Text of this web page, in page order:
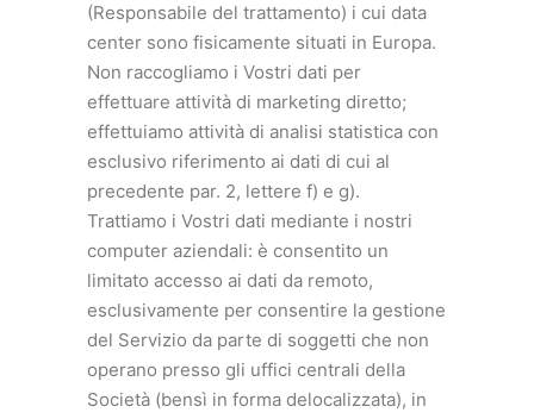
(Responsabile del trattamento) i cui data
center sono fisicamente situati in Europa.
Non raccogliamo i Vostri dati per
effettuare attività di marketing diretto;
effettuiamo attività di analisi statistica con
esclusivo riferimento ai dati di cui al
precedente par. 2, lettere f) e g).
Trattiamo i Vostri dati mediante i nostri
computer aziendali: è consentito un
limitato accesso ai dati da remoto,
esclusivamente per consentire la gestione
del Servizio da parte di soggetti che non
operano presso gli uffici centrali della
Società (bensì in forma delocalizzata), in